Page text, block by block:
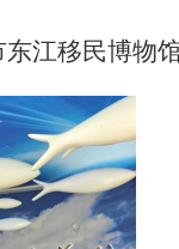
江移民博物